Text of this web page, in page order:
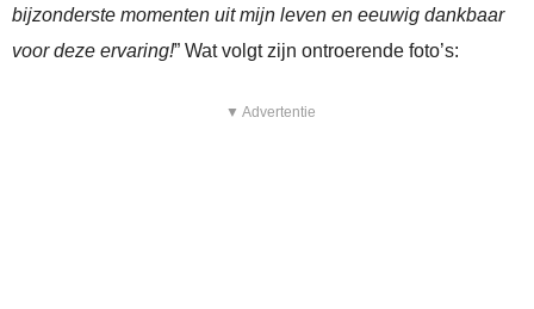
bijzonderste momenten uit mijn leven en eeuwig dankbaar
voor deze ervaring!” Wat volgt zijn ontroerende foto’s:
▼ Advertentie